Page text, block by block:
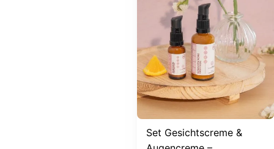
Set Gesichtscreme &